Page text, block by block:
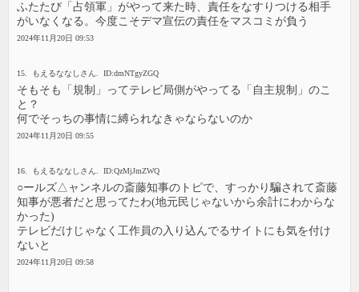
ふたたび「占領軍」がやって来た時、責任をなすりつける相手
がいなくなる。今度こそデマ宣伝の責任をマスコミが負う
2024年11月20日 09:53
15. もえるななしさん. ID:dmNTgyZGQ
そもそも「規制」ってテレビ局側がやってる「自主規制」のこ
と？
何でそっちの事情に縛られなきゃならないのか
2024年11月20日 09:55
16. もえるななしさん. ID:QzMjJmZWQ
○ールズ△ャンネルの斎藤知事のトピで、すっかり騙されて斎藤
知事が悪者だと思ってたわ(地元民じゃないから余計にわからな
かった)
テレビだけじゃなく工作員の入り込んでるサイトにも気を付け
ないと
2024年11月20日 09:58